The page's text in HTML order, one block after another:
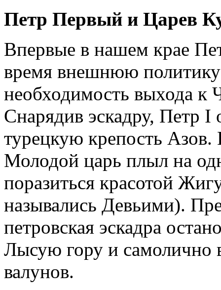
Петр Первый и Царев
Впервые в нашем крае
время внешнюю
необходимость выхода
Снарядив эскадру, Петр I
турецкую крепость
Молодой царь плыл на
поразиться красотой
назывались Девьими).
петровская эскадра
Лысую гору и самолично
валунов.